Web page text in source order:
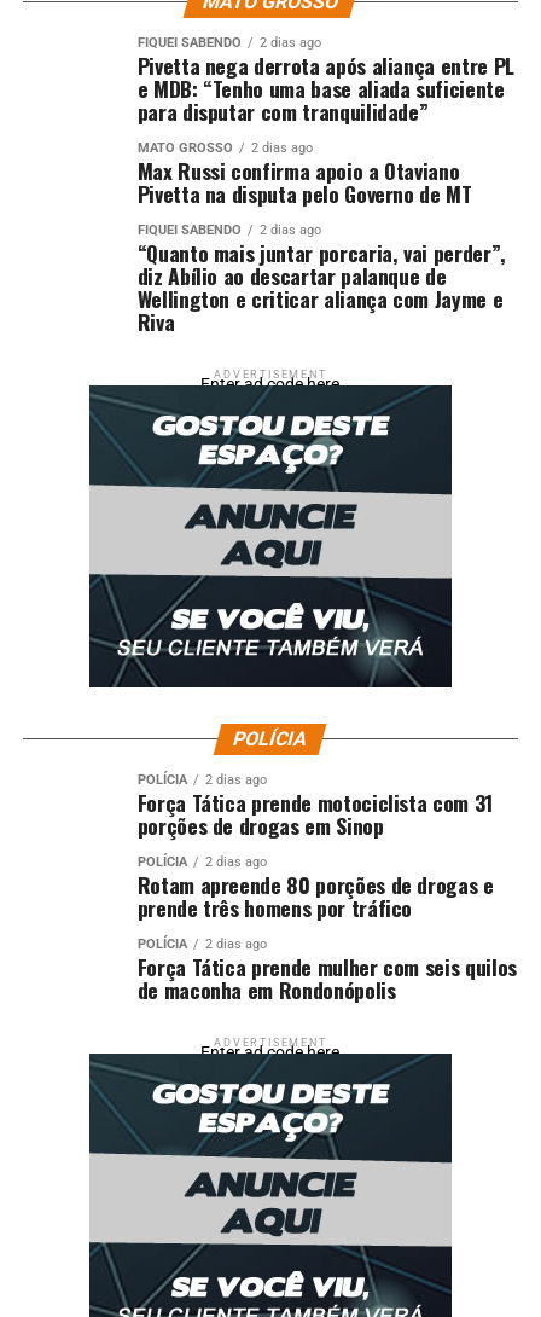
Green School. Ao todo, eles participaram de 24
encontros, no contraturno escolar, divididos em três
trilhas formativas, sendo: Agronegócio e
Sustentabilidade; Empreendedorismo e Inovação; e
Projeto de Vida.
Para 2026, a Secretaria Municipal de Educação projeta a
retomada das atividades do Green School no primeiro
semestre do ano, com a abertura de duas turmas, sendo
uma no turno matutino e outra no vespertino, com 25
seu compromisso com o fortalecimento da formação
pessoal e profissional dos estudantes da rede municipal,
visando prepará-los de forma qualificada para os
desafios do futuro e para a construção de trajetórias
promissoras.
Prefeitura de Lucas do Rio Verde – MT
Comentários
RELATED TOPICS: DÓ
EDUCAÇÃO
LUCAS LUCASDORIOVERDE PARA
PARCEIROS
SECRETÁRIA
VERDE
“É um novo plano de crescimento para a região”, afirma
Miguel Vaz sobre a duplicação da BR-163
Bazar beneficente arrecada cerca de R$ 35 mil em
Lucas do Rio Verde
FIQUEI SABENDO 2 dias ago
Pivetta nega derrota após aliança entre PL
e MDB: “Tenho uma base aliada suficiente
para disputar com tranquilidade”
MATO GROSSO 2 dias ago
Max Russi confirma apoio a Otaviano
Pivetta na disputa pelo Governo de MT
FIQUEI SABENDO 2 dias ago
“Quanto mais juntar porcaria, vai perder”,
diz Abílio ao descartar palanque de
Wellington e criticar aliança com Jayme e
Riva
ADVERTISEMENT
Enter ad code here
POLÍCIA
POLÍCIA 2 dias ago
Força Tática prende motociclista com 31
porções de drogas em Sinop
POLÍCIA 2 dias ago
Rotam apreende 80 porções de drogas e
prende três homens por tráfico
POLÍCIA 2 dias ago
Força Tática prende mulher com seis quilos
de maconha em Rondonópolis
ADVERTISEMENT
Enter ad code here